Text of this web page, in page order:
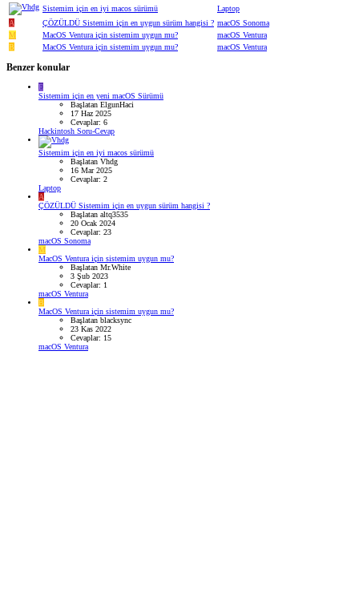
Sistemim için en iyi macos sürümü
Laptop
A
ÇÖZÜLDÜ Sistemim için en uygun sürüm hangisi ? macOS Sonoma
M
MacOS Ventura için sistemim uygun mu?
macOS Ventura
B
MacOS Ventura için sistemim uygun mu? macOS Ventura
Benzer konular
E
Sistemim için en yeni macOS Sürümü
Başlatan ElgunHaci
17 Haz 2025
Cevaplar: 6
Hackintosh Soru-Cevap
Sistemim için en iyi macos sürümü
Başlatan Vhdg
16 Mar 2025
Cevaplar: 2
Laptop
A
ÇÖZÜLDÜ Sistemim için en uygun sürüm hangisi ?
Başlatan altq3535
20 Ocak 2024
Cevaplar: 23
macOS Sonoma
M
MacOS Ventura için sistemim uygun mu?
Başlatan Mr.White
3 Şub 2023
Cevaplar: 1
macOS Ventura
B
MacOS Ventura için sistemim uygun mu?
Başlatan blacksync
23 Kas 2022
Cevaplar: 15
macOS Ventura